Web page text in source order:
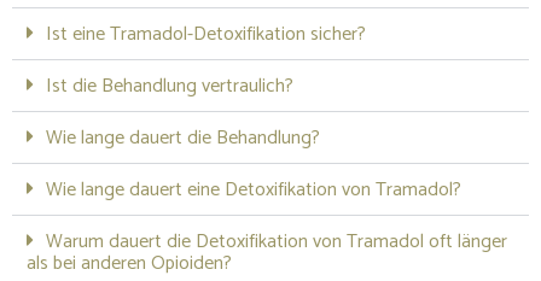
Ist eine Tramadol-Detoxifikation sicher?
Ist die Behandlung vertraulich?
Wie lange dauert die Behandlung?
Wie lange dauert eine Detoxifikation von Tramadol?
Warum dauert die Detoxifikation von Tramadol oft länger
als bei anderen Opioiden?